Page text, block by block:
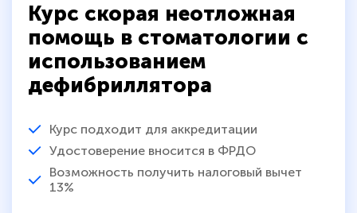
Курс скорая неотложная
помощь в стоматологии с
использованием
дефибриллятора
Курс подходит для аккредитации
Удостоверение вносится в ФРДО
Возможность получить налоговый вычет
13%